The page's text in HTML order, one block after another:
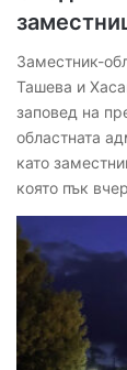
Заместник-
Ташева и
заповед на
областната
като
която пък